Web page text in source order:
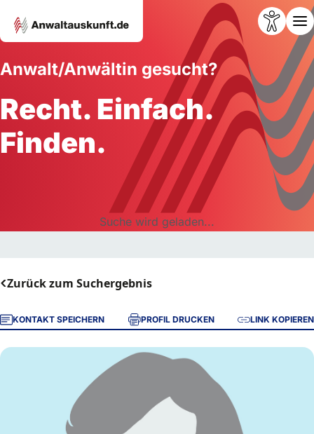
Anwalt/Anwältin gesucht?
Recht. Einfach.
Finden.
Suche wird geladen...
Zurück zum Suchergebnis
KONTAKT SPEICHERN PROFIL DRUCKEN LINK KOPIEREN